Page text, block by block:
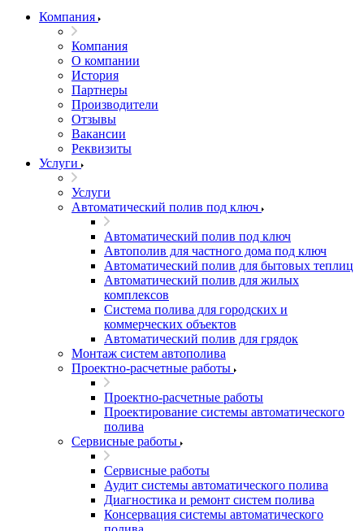
Компания
Компания
О компании
История
Партнеры
Производители
Отзывы
Вакансии
Реквизиты
Услуги
Услуги
Автоматический полив под ключ
Автоматический полив под ключ
Автополив для частного дома под ключ
Автоматический полив для бытовых теплиц
Автоматический полив для жилых
комплексов
Система полива для городских и
коммерческих объектов
Автоматический полив для грядок
Монтаж систем автополива
Проектно-расчетные работы
Проектно-расчетные работы
Проектирование системы автоматического
полива
Сервисные работы
Сервисные работы
Аудит системы автоматического полива
Диагностика и ремонт систем полива
Консервация системы автоматического